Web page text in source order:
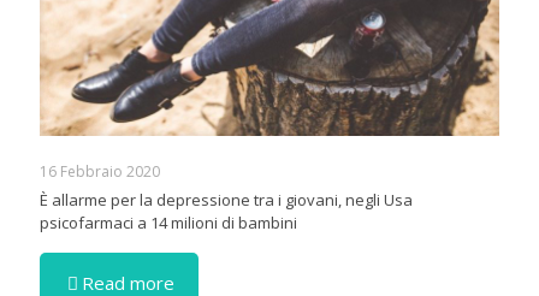
16 Febbraio 2020
È allarme per la depressione tra i giovani, negli Usa
psicofarmaci a 14 milioni di bambini
Read more